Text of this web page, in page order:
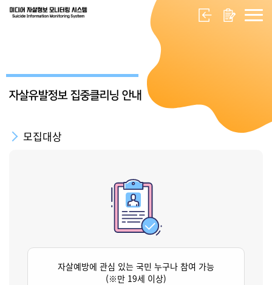
자살유발정보 집중클리닝 안내
모집대상
자살예방에 관심 있는 국민 누구나 참여 가능
(※만 19세 이상)